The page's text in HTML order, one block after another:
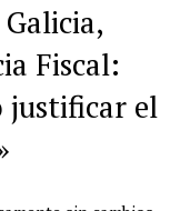
Fiscal:
justificar el